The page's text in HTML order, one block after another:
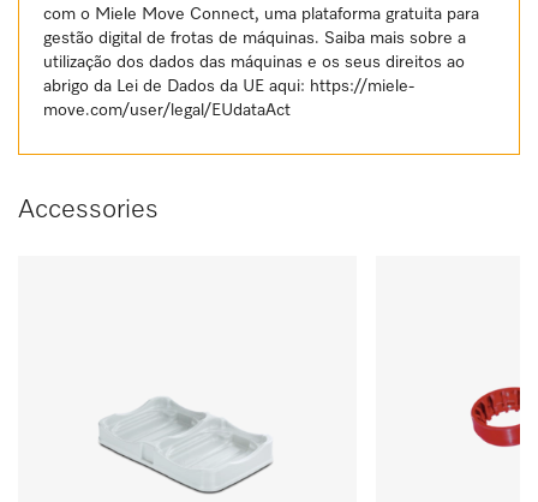
com o Miele Move Connect, uma plataforma gratuita para
gestão digital de frotas de máquinas. Saiba mais sobre a
utilização dos dados das máquinas e os seus direitos ao
abrigo da Lei de Dados da UE aqui: https://miele-
move.com/user/legal/EUdataAct
Accessories